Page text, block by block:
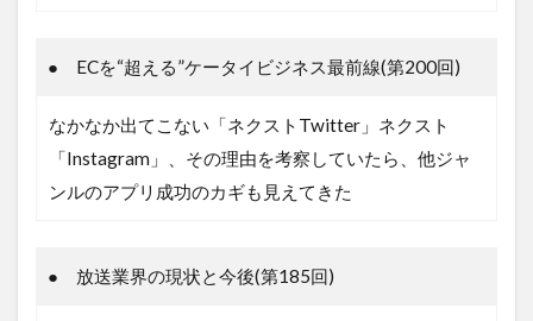
● ECを“超える”ケータイビジネス最前線(第200回)
なかなか出てこない「ネクストTwitter」ネクスト
「Instagram」、その理由を考察していたら、他ジャ
ンルのアプリ成功のカギも見えてきた
● 放送業界の現状と今後(第185回)